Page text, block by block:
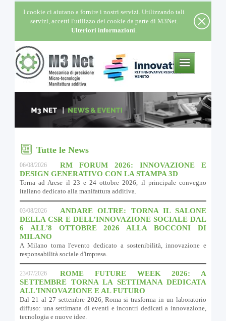
I cookie ci aiutano a fornire i nostri servizi. Utilizzando tali
servizi, accetti l'utilizzo dei cookie da parte di M3Net.
Ulteriori informazioni.
Tutte le News
06/08/2026
RM FORUM 2026: INNOVAZIONE E
DESIGN GENERATIVO CON LA STAMPA 3D
Torna ad Arese il 23 e 24 ottobre 2026, il principale convegno
italiano dedicato alla manifattura additiva.
03/08/2026
ANDARE OLTRE: TORNA IL SALONE
DELLA CSR E DELL’INNOVAZIONE SOCIALE DAL
6 ALL'8 OTTOBRE 2026 ALLA BOCCONI DI
MILANO
A Milano torna l'evento dedicato a sostenibilità, innovazione e
responsabilità sociale d'impresa.
23/07/2026
ROME FUTURE WEEK 2026: A
SETTEMBRE TORNA LA SETTIMANA DEDICATA
ALL'INNOVAZIONE E AL FUTURO
Dal 21 al 27 settembre 2026, Roma si trasforma in un laboratorio
diffuso: una settimana di eventi e incontri dedicati a innovazione,
tecnologia e nuove idee.